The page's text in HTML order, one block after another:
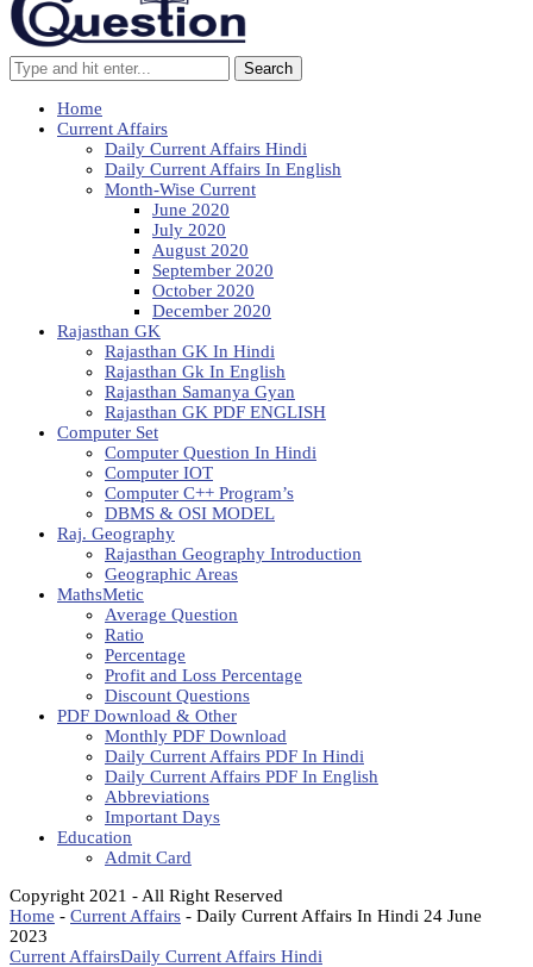
Search
Home
Current Affairs
Daily Current Affairs Hindi
Daily Current Affairs In English
Month-Wise Current
June 2020
July 2020
August 2020
September 2020
October 2020
December 2020
Rajasthan GK
Rajasthan GK In Hindi
Rajasthan Gk In English
Rajasthan Samanya Gyan
Rajasthan GK PDF ENGLISH
Computer Set
Computer Question In Hindi
Computer IOT
Computer C++ Program’s
DBMS & OSI MODEL
Raj. Geography
Rajasthan Geography Introduction
Geographic Areas
MathsMetic
Average Question
Ratio
Percentage
Profit and Loss Percentage
Discount Questions
PDF Download & Other
Monthly PDF Download
Daily Current Affairs PDF In Hindi
Daily Current Affairs PDF In English
Abbreviations
Important Days
Education
Admit Card
Copyright 2021 - All Right Reserved
Home - Current Affairs - Daily Current Affairs In Hindi 24 June
2023
Current AffairsDaily Current Affairs Hindi